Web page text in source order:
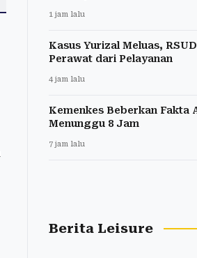
1 jam lalu
Kasus Yurizal Meluas,
Perawat dari Pelayanan
4 jam lalu
Kemenkes Beberkan Fakta
Menunggu 8 Jam
7 jam lalu
Berita Leisure